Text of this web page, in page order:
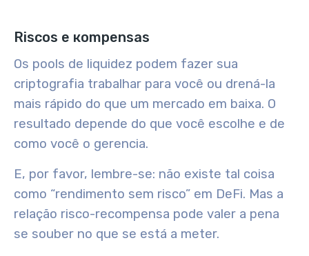
Riscos e кompensas
Os pools de liquidez podem fazer sua
criptografia trabalhar para você ou drená-la
mais rápido do que um mercado em baixa. O
resultado depende do que você escolhe e de
como você o gerencia.
E, por favor, lembre-se: não existe tal coisa
como “rendimento sem risco” em DeFi. Mas a
relação risco-recompensa pode valer a pena
se souber no que se está a meter.